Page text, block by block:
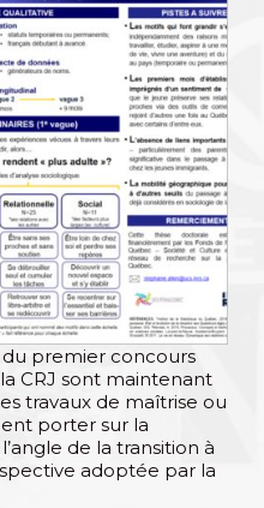
premier concours
CRJ sont maintenant
travaux de maîtrise ou
porter sur la
de la transition à
adoptée par la